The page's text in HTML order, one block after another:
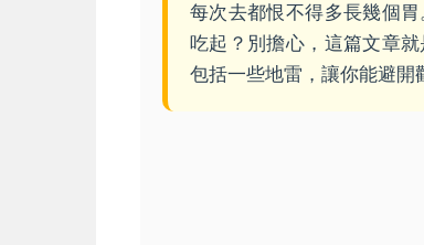
每次去都恨不得多長幾個
吃起？別擔心，這篇文章
包括一些地雷，讓你能避開